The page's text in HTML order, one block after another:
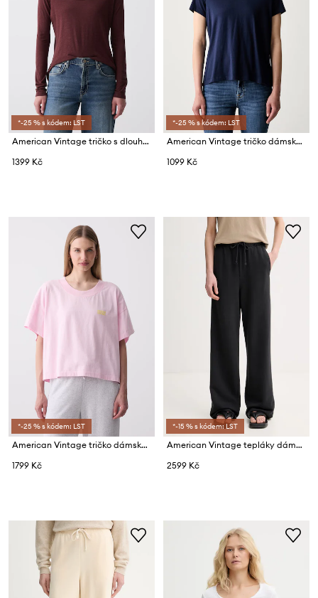
*-25 % s kódem: LST
American Vintage tričko s dlouhým rukávem dámské s bavlnou
1399 Kč
*-25 % s kódem: LST
American Vintage tričko dámské bavlněné
1099 Kč
*-25 % s kódem: LST
American Vintage tričko dámské bavlněné
1799 Kč
*-15 % s kódem: LST
American Vintage tepláky dámské bavlněné s elastanem
2599 Kč